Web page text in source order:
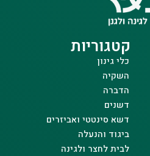
קטגוריות
כלי גינון
השקיה
הדברה
דשנים
דשא סינטטי ואביזרים
ביגוד והנעלה
לבית לחצר ולגינה